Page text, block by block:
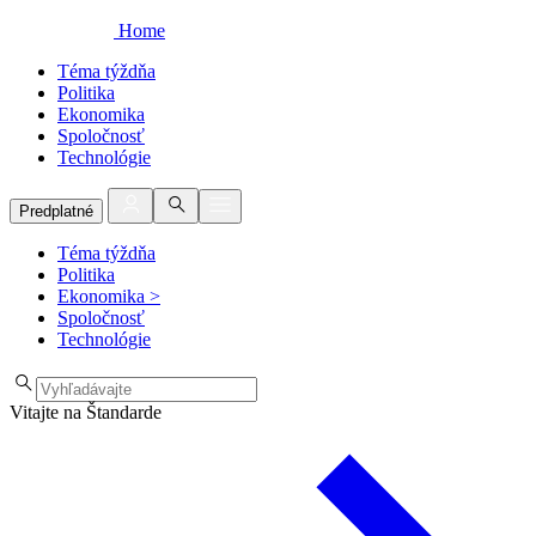
Home
Téma týždňa
Politika
Ekonomika
Spoločnosť
Technológie
Predplatné
Téma týždňa
Politika
Ekonomika >
Spoločnosť
Technológie
Vitajte na Štandarde